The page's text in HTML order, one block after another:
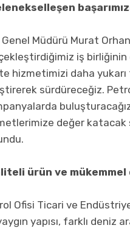
Genel Müdürü Murat
iş birliğinin
hizmetimizi daha yukarı
sürdüreceğiz.
değer katacak
ürün ve
Ofisi Ticari ve
yapısı, farklı